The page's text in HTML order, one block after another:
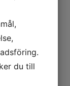
du till